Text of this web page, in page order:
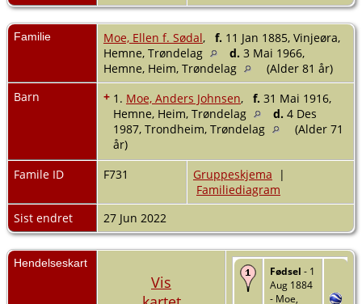
Familie Moe, Ellen f. Sødal, f. 11 Jan 1885, Vinjeøra,
Hemne, Trøndelag
d. 3 Mai 1966,
Hemne, Heim, Trøndelag
(Alder 81 år)
Barn
+ 1. Moe, Anders Johnsen, f. 31 Mai 1916,
Hemne, Heim, Trøndelag
d. 4 Des
1987, Trondheim, Trøndelag
(Alder 71
år)
Famile ID
F731 Gruppeskjema |
Familiediagram
Sist endret
27 Jun 2022
Hendelseskart
Vis
Fødsel - 1
Aug 1884
- Moe,